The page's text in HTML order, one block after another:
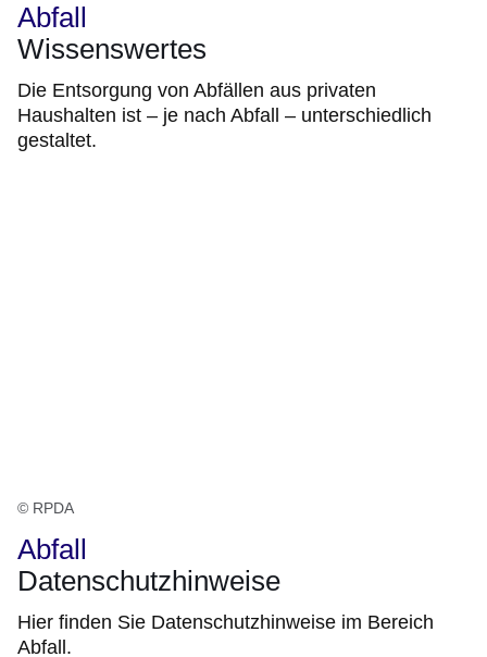
Abfall
Wissenswertes
Die Entsorgung von Abfällen aus privaten
Haushalten ist – je nach Abfall – unterschiedlich
gestaltet.
© RPDA
Abfall
Datenschutzhinweise
Hier finden Sie Datenschutzhinweise im Bereich
Abfall.